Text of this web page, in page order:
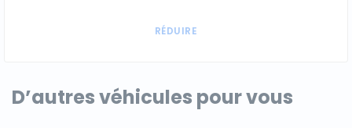
D’autres véhicules pour vous